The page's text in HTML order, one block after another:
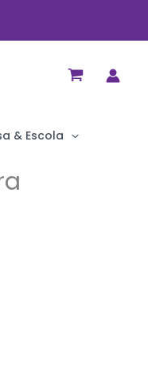
& Escola